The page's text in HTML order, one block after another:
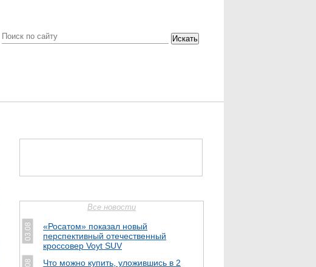
Искать
Все новости
03.08
«Росатом» показал новый
перспективный отечественный
кроссовер Voyt SUV
Что можно купить, уложившись в 2